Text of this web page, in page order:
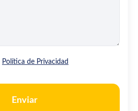
Política de Privacidad
Enviar